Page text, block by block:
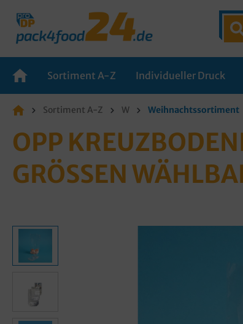
Sortiment A-Z Individueller Druck
Sortiment A-Z W Weihnachtssortiment
OPP
GRÖSSEN